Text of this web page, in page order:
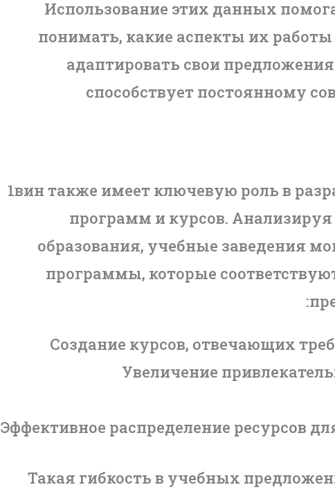
Использование этих данных
понимать, какие аспекты их
адаптировать свои
способствует постоянному
1вин также имеет ключевую роль в
программ и курсов.
образования, учебные заведения
программы, которые
Создание курсов, отвечающих
Увеличение
Эффективное распределение ресурсов
Такая гибкость в учебных